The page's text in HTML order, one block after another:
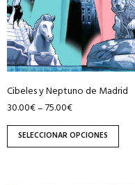
Cibeles y Neptuno de Madrid
30.00€–75.00€
SELECCIONAR OPCIONES
opciones
se
pueden
elegir
en
la
página
de
producto